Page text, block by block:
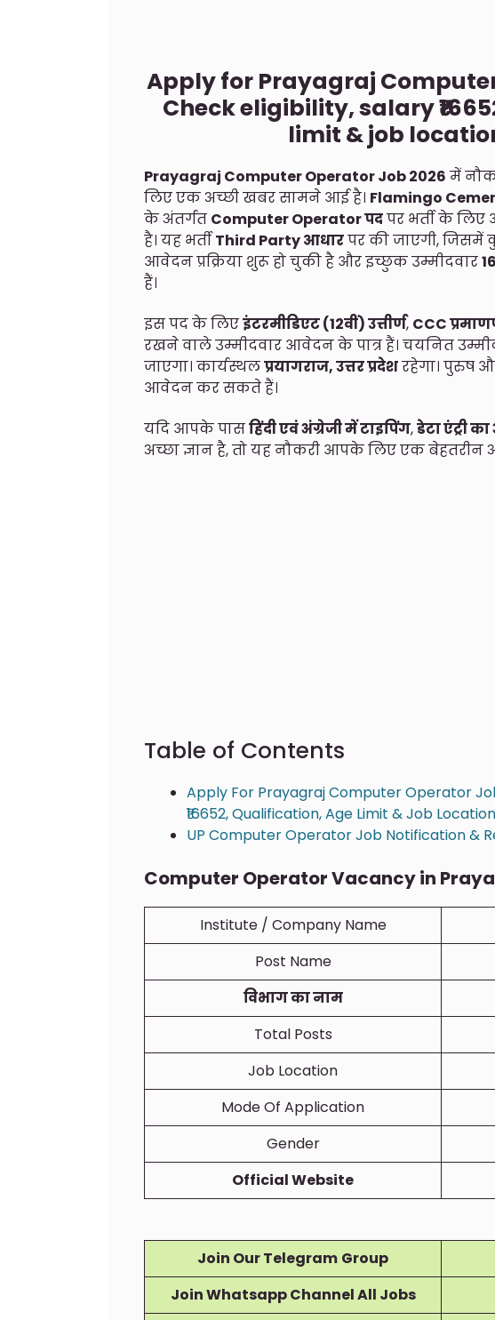
Apply for Prayagraj
Check eligibility, salary
limit & job
Prayagraj Computer Operator Job 2026 में
लिए एक अच्छी खबर सामने आई है। Flamingo
के अंतर्गत Computer Operator पदपर भर्ती के
है। यह भर्तीThird Party आधारपर की जाएगी,
आवेदन प्रक्रिया शुरू हो चुकी है और इच्छुक उम्मीदवार
हैं।
इस पद के लिएइंटरमीडिएट (12वीं) उत्तीर्ण, CCC
रखने वाले उम्मीदवार आवेदन के पात्र हैं। चयनित
जाएगा। कार्यस्थलप्रयागराज, उत्तर प्रदेशरहेगा। पुरुष
आवेदन कर सकते हैं।
यदि आपके पासहिंदी एवं अंग्रेजी में टाइपिंग,डेटा एंट्री
अच्छा ज्ञान है, तो यह नौकरी आपके लिए एक बेहतरीन
Table of Contents
Apply For Prayagraj Computer Operator
₹16652, Qualification, Age Limit & Job
UP Computer Operator Job Notification &
Computer Operator Vacancy in
Institute / Company Name
Post Name
विभाग का नाम
Total Posts
Job Location
Mode Of Application
Gender
Official Website
Join Our Telegram Group
Join Whatsapp Channel All Jobs